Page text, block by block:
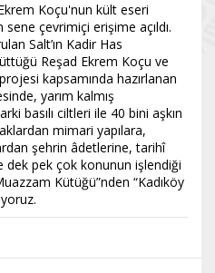
Koçu'nun kült eseri
çevrimiçi erişime açıldı.
Salt’ın Kadir Has
Reşad Ekrem Koçu ve
kapsamında hazırlanan
yarım kalmış
basılı ciltleri ile 40 bini aşkın
mimari yapılara,
şehrin âdetlerine, tarihî
pek çok konunun işlendiği
Kütüğü”nden “Kadıköy